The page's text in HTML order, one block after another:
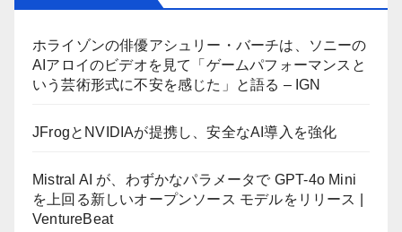
ホライゾンの俳優アシュリー・バーチは、ソニーの
AIアロイのビデオを見て「ゲームパフォーマンスと
いう芸術形式に不安を感じた」と語る – IGN
JFrogとNVIDIAが提携し、安全なAI導入を強化
Mistral AI が、わずかなパラメータで GPT-4o Mini
を上回る新しいオープンソース モデルをリリース |
VentureBeat